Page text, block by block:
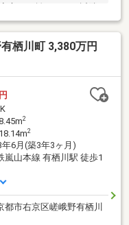
ノ内店・・・359ｍ●
グユタカ葛野大路
路三条店・・・478ｍ●
●スギ薬局山ノ内
栖川町 3,380万円
2
2
年6月(築3年3ヶ月)
嵐山本線 有栖川駅 徒歩1
都市右京区嵯峨野有栖川